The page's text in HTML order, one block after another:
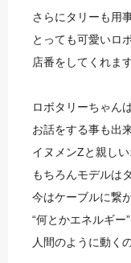
さらにタリーも用
とっても可愛いロ
店番をしてくれます
ロボタリーちゃん
お話をする事も出
イヌメンZと親しい
もちろんモデルは
今はケーブルに繋
“何とかエネルギー
人間のように動く